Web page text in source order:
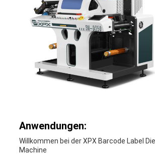
Anwendungen:
Willkommen bei der XPX Barcode Label
Machine